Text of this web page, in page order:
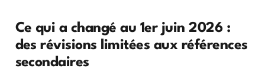
Ce qui a changé au 1er juin 2026 :
des révisions limitées aux références
secondaires